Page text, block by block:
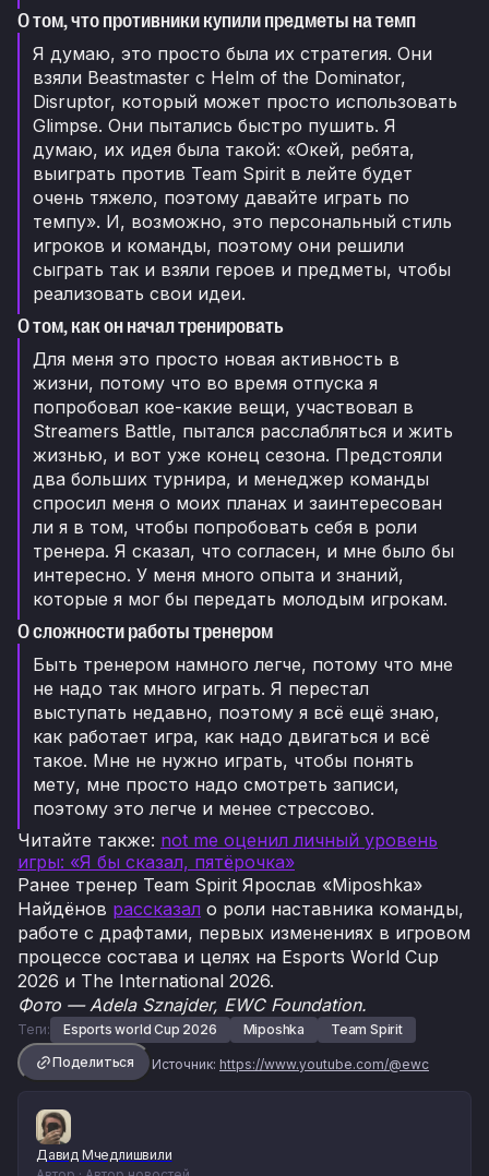
О том, что противники купили предметы на темп
Я думаю, это просто была их стратегия. Они
взяли Beastmaster с Helm of the Dominator,
Disruptor, который может просто использовать
Glimpse. Они пытались быстро пушить. Я
думаю, их идея была такой: «Окей, ребята,
выиграть против Team Spirit в лейте будет
очень тяжело, поэтому давайте играть по
темпу». И, возможно, это персональный стиль
игроков и команды, поэтому они решили
сыграть так и взяли героев и предметы, чтобы
реализовать свои идеи.
О том, как он начал тренировать
Для меня это просто новая активность в
жизни, потому что во время отпуска я
попробовал кое-какие вещи, участвовал в
Streamers Battle, пытался расслабляться и жить
жизнью, и вот уже конец сезона. Предстояли
два больших турнира, и менеджер команды
спросил меня о моих планах и заинтересован
ли я в том, чтобы попробовать себя в роли
тренера. Я сказал, что согласен, и мне было бы
интересно. У меня много опыта и знаний,
которые я мог бы передать молодым игрокам.
О сложности работы тренером
Быть тренером намного легче, потому что мне
не надо так много играть. Я перестал
выступать недавно, поэтому я всё ещё знаю,
как работает игра, как надо двигаться и всё
такое. Мне не нужно играть, чтобы понять
мету, мне просто надо смотреть записи,
поэтому это легче и менее стрессово.
Читайте также: not me оценил личный уровень
игры: «Я бы сказал, пятёрочка»
Ранее тренер Team Spirit Ярослав «Miposhka»
Найдёнов рассказал о роли наставника команды,
работе с драфтами, первых изменениях в игровом
процессе состава и целях на Esports World Cup
2026 и The International 2026.
Фото — Adela Sznajder, EWC Foundation.
Теги: Esports world Cup 2026 Miposhka
Team Spirit
Поделиться
Источник: https://www.youtube.com/@ewc
Давид Мчедлишвили